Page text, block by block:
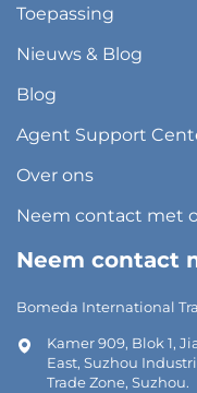
Toepassing
Nieuws & Blog
Blog
Agent Support
Over ons
Neem contact met
Neem contact
Bomeda International
Kamer 909, Blok 1,
East, Suzhou
Trade Zone, Suzhou.